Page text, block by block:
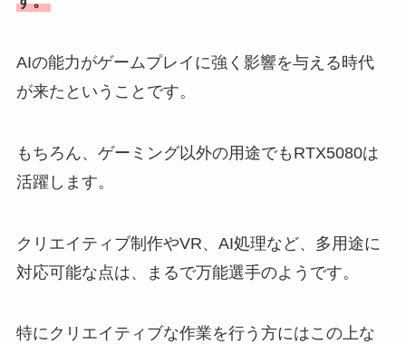
AIの能力がゲームプレイに強く影響を与える時代
が来たということです。
もちろん、ゲーミング以外の用途でもRTX5080は
活躍します。
クリエイティブ制作やVR、AI処理など、多用途に
対応可能な点は、まるで万能選手のようです。
特にクリエイティブな作業を行う方にはこの上な